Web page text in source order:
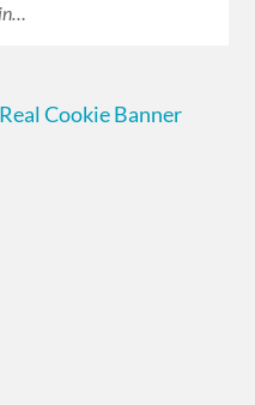
Cookie Banner